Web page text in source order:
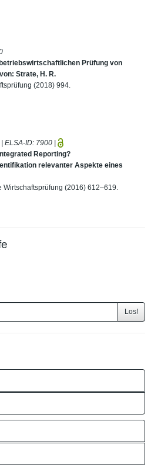
Prüfung von
Strate, H. R.
(2018) 994.
ELSA-ID: 7900 |
Reporting?
relevanter Aspekte eines
(2016) 612–619.
Los!